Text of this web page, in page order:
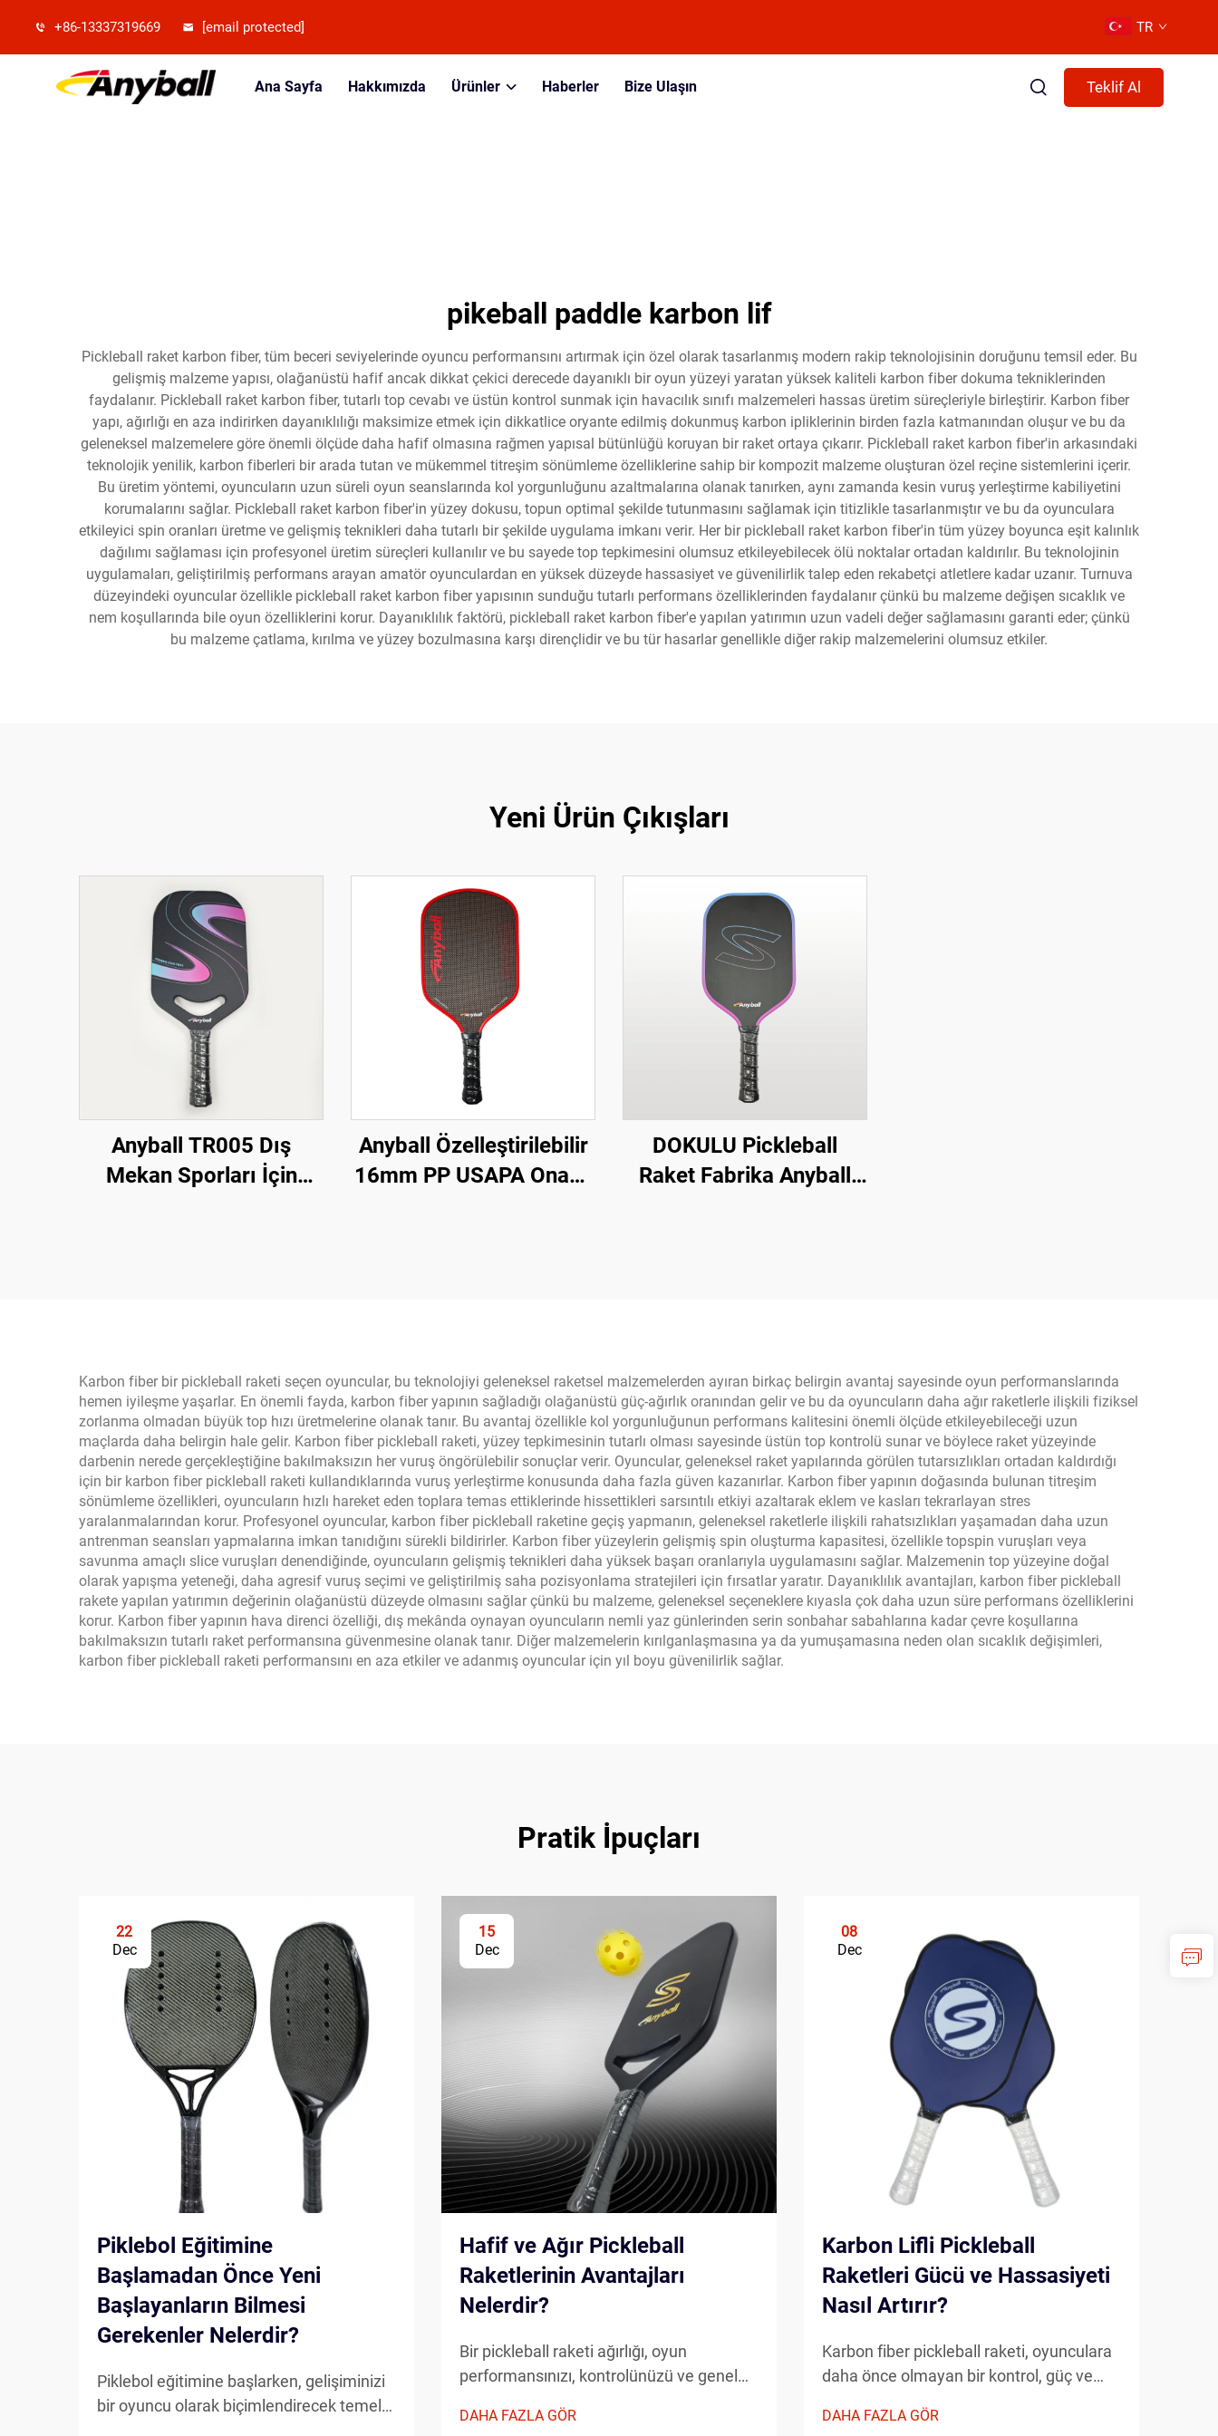
+86-13337319669 [email protected] TR
Ana Sayfa Hakkımızda Ürünler Haberler Bize Ulaşın Teklif Al
pikeball paddle karbon lif
Pickleball raket karbon fiber, tüm beceri seviyelerinde oyuncu performansını artırmak için özel olarak tasarlanmış modern rakip teknolojisinin doruğunu temsil eder. Bu
gelişmiş malzeme yapısı, olağanüstü hafif ancak dikkat çekici derecede dayanıklı bir oyun yüzeyi yaratan yüksek kaliteli karbon fiber dokuma tekniklerinden
faydalanır. Pickleball raket karbon fiber, tutarlı top cevabı ve üstün kontrol sunmak için havacılık sınıfı malzemeleri hassas üretim süreçleriyle birleştirir. Karbon fiber
yapı, ağırlığı en aza indirirken dayanıklılığı maksimize etmek için dikkatlice oryante edilmiş dokunmuş karbon ipliklerinin birden fazla katmanından oluşur ve bu da
geleneksel malzemelere göre önemli ölçüde daha hafif olmasına rağmen yapısal bütünlüğü koruyan bir raket ortaya çıkarır. Pickleball raket karbon fiber'in arkasındaki
teknolojik yenilik, karbon fiberleri bir arada tutan ve mükemmel titreşim sönümleme özelliklerine sahip bir kompozit malzeme oluşturan özel reçine sistemlerini içerir.
Bu üretim yöntemi, oyuncuların uzun süreli oyun seanslarında kol yorgunluğunu azaltmalarına olanak tanırken, aynı zamanda kesin vuruş yerleştirme kabiliyetini
korumalarını sağlar. Pickleball raket karbon fiber'in yüzey dokusu, topun optimal şekilde tutunmasını sağlamak için titizlikle tasarlanmıştır ve bu da oyunculara
etkileyici spin oranları üretme ve gelişmiş teknikleri daha tutarlı bir şekilde uygulama imkanı verir. Her bir pickleball raket karbon fiber'in tüm yüzey boyunca eşit kalınlık
dağılımı sağlaması için profesyonel üretim süreçleri kullanılır ve bu sayede top tepkimesini olumsuz etkileyebilecek ölü noktalar ortadan kaldırılır. Bu teknolojinin
uygulamaları, geliştirilmiş performans arayan amatör oyunculardan en yüksek düzeyde hassasiyet ve güvenilirlik talep eden rekabetçi atletlere kadar uzanır. Turnuva
düzeyindeki oyuncular özellikle pickleball raket karbon fiber yapısının sunduğu tutarlı performans özelliklerinden faydalanır çünkü bu malzeme değişen sıcaklık ve
nem koşullarında bile oyun özelliklerini korur. Dayanıklılık faktörü, pickleball raket karbon fiber'e yapılan yatırımın uzun vadeli değer sağlamasını garanti eder; çünkü
bu malzeme çatlama, kırılma ve yüzey bozulmasına karşı dirençlidir ve bu tür hasarlar genellikle diğer rakip malzemelerini olumsuz etkiler.
Yeni Ürün Çıkışları
Anyball TR005 Dış
Mekan Sporları İçin
Anyball Özelleştirilebilir
16mm PP USAPA Onaylı
DOKULU Pickleball
Raket Fabrika Anyball
Karbon fiber bir pickleball raketi seçen oyuncular, bu teknolojiyi geleneksel raketsel malzemelerden ayıran birkaç belirgin avantaj sayesinde oyun performanslarında
hemen iyileşme yaşarlar. En önemli fayda, karbon fiber yapının sağladığı olağanüstü güç-ağırlık oranından gelir ve bu da oyuncuların daha ağır raketlerle ilişkili fiziksel
zorlanma olmadan büyük top hızı üretmelerine olanak tanır. Bu avantaj özellikle kol yorgunluğunun performans kalitesini önemli ölçüde etkileyebileceği uzun
maçlarda daha belirgin hale gelir. Karbon fiber pickleball raketi, yüzey tepkimesinin tutarlı olması sayesinde üstün top kontrolü sunar ve böylece raket yüzeyinde
darbenin nerede gerçekleştiğine bakılmaksızın her vuruş öngörülebilir sonuçlar verir. Oyuncular, geleneksel raket yapılarında görülen tutarsızlıkları ortadan kaldırdığı
için bir karbon fiber pickleball raketi kullandıklarında vuruş yerleştirme konusunda daha fazla güven kazanırlar. Karbon fiber yapının doğasında bulunan titreşim
sönümleme özellikleri, oyuncuların hızlı hareket eden toplara temas ettiklerinde hissettikleri sarsıntılı etkiyi azaltarak eklem ve kasları tekrarlayan stres
yaralanmalarından korur. Profesyonel oyuncular, karbon fiber pickleball raketine geçiş yapmanın, geleneksel raketlerle ilişkili rahatsızlıkları yaşamadan daha uzun
antrenman seansları yapmalarına imkan tanıdığını sürekli bildirirler. Karbon fiber yüzeylerin gelişmiş spin oluşturma kapasitesi, özellikle topspin vuruşları veya
savunma amaçlı slice vuruşları denendiğinde, oyuncuların gelişmiş teknikleri daha yüksek başarı oranlarıyla uygulamasını sağlar. Malzemenin top yüzeyine doğal
olarak yapışma yeteneği, daha agresif vuruş seçimi ve geliştirilmiş saha pozisyonlama stratejileri için fırsatlar yaratır. Dayanıklılık avantajları, karbon fiber pickleball
rakete yapılan yatırımın değerinin olağanüstü düzeyde olmasını sağlar çünkü bu malzeme, geleneksel seçeneklere kıyasla çok daha uzun süre performans özelliklerini
korur. Karbon fiber yapının hava direnci özelliği, dış mekânda oynayan oyuncuların nemli yaz günlerinden serin sonbahar sabahlarına kadar çevre koşullarına
bakılmaksızın tutarlı raket performansına güvenmesine olanak tanır. Diğer malzemelerin kırılganlaşmasına ya da yumuşamasına neden olan sıcaklık değişimleri,
karbon fiber pickleball raketi performansını en aza etkiler ve adanmış oyuncular için yıl boyu güvenilirlik sağlar.
Pratik İpuçları
22
Dec
Piklebol Eğitimine
Başlamadan Önce Yeni
Başlayanların Bilmesi
Gerekenler Nelerdir?
Piklebol eğitimine başlarken, gelişiminizi
bir oyuncu olarak biçimlendirecek temel
15
Dec
Hafif ve Ağır Pickleball
Raketlerinin Avantajları
Nelerdir?
Bir pickleball raketi ağırlığı, oyun
performansınızı, kontrolünüzü ve genel
Hafif pickleball raketi ile daha ağır
DAHA FAZLA GÖR
08
Dec
Karbon Lifli Pickleball
Raketleri Gücü ve Hassasiyeti
Nasıl Artırır?
Karbon fiber pickleball raketi, oyunculara
daha önce olmayan bir kontrol, güç ve
vurmuştur. Bu gelişmiş raketler, hafif
DAHA FAZLA GÖR